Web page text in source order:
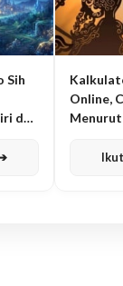
Sih
dan
Online,
Menurut